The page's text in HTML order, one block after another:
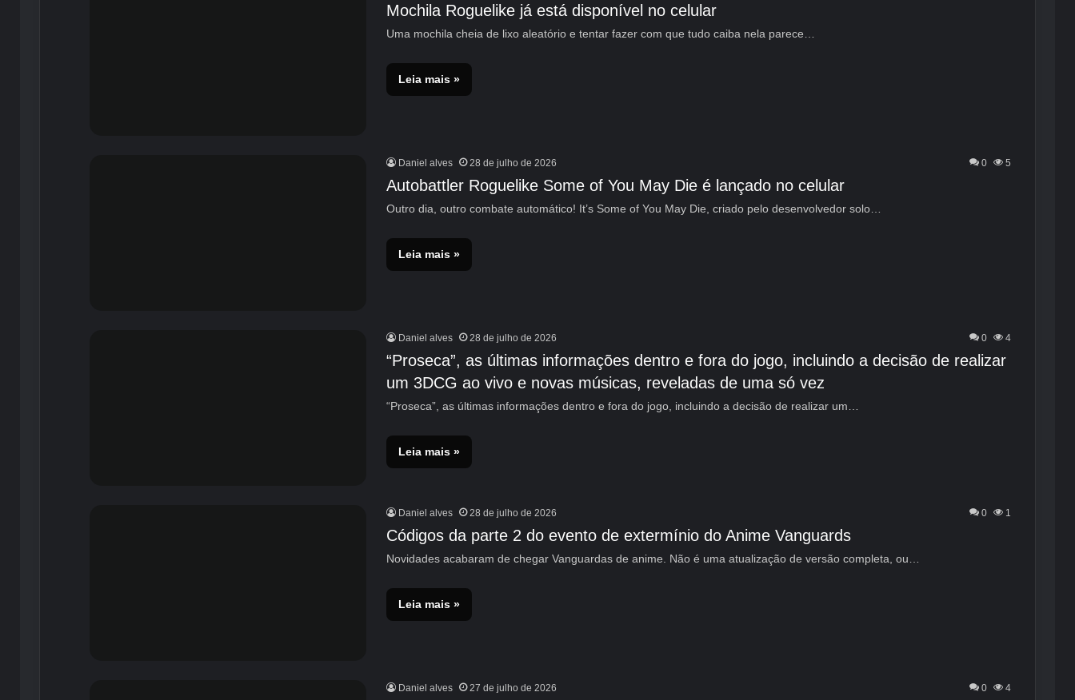
Mochila Roguelike já está disponível no celular
Uma mochila cheia de lixo aleatório e tentar fazer com que tudo caiba nela parece…
Leia mais »
Daniel alves 28 de julho de 2026 0 5
Autobattler Roguelike Some of You May Die é lançado no celular
Outro dia, outro combate automático! It’s Some of You May Die, criado pelo desenvolvedor solo…
Leia mais »
Daniel alves 28 de julho de 2026 0 4
“Proseca”, as últimas informações dentro e fora do jogo, incluindo a decisão de realizar
um 3DCG ao vivo e novas músicas, reveladas de uma só vez
“Proseca”, as últimas informações dentro e fora do jogo, incluindo a decisão de realizar um…
Leia mais »
Daniel alves 28 de julho de 2026 0 1
Códigos da parte 2 do evento de extermínio do Anime Vanguards
Novidades acabaram de chegar Vanguardas de anime. Não é uma atualização de versão completa, ou…
Leia mais »
Daniel alves 27 de julho de 2026 0 4